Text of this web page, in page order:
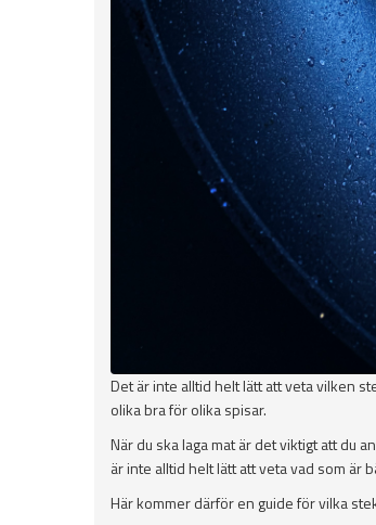
Det är inte alltid helt lätt att veta vilken
olika bra för olika spisar.
När du ska laga mat är det viktigt att du
är inte alltid helt lätt att veta vad som är
Här kommer därför en guide för vilka